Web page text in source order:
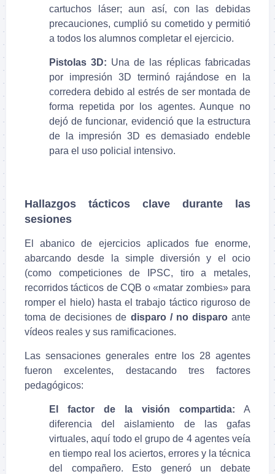
cartuchos láser; aun así, con las debidas
precauciones, cumplió su cometido y permitió
a todos los alumnos completar el ejercicio.
Pistolas 3D: Una de las réplicas fabricadas
por impresión 3D terminó rajándose en la
corredera debido al estrés de ser montada de
forma repetida por los agentes. Aunque no
dejó de funcionar, evidenció que la estructura
de la impresión 3D es demasiado endeble
para el uso policial intensivo.
Hallazgos tácticos clave durante las
sesiones
El abanico de ejercicios aplicados fue enorme,
abarcando desde la simple diversión y el ocio
(como competiciones de IPSC, tiro a metales,
recorridos tácticos de CQB o «matar zombies» para
romper el hielo) hasta el trabajo táctico riguroso de
toma de decisiones de disparo / no disparoante
vídeos reales y sus ramificaciones.
Las sensaciones generales entre los 28 agentes
fueron excelentes, destacando tres factores
pedagógicos:
El factor de la visión compartida: A
diferencia del aislamiento de las gafas
virtuales, aquí todo el grupo de 4 agentes veía
en tiempo real los aciertos, errores y la técnica
del compañero. Esto generó un debate